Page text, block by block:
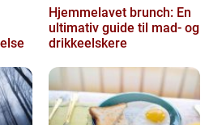
Hjemmelavet brunch: En
ultimativ guide til mad- og
drikkeelskere